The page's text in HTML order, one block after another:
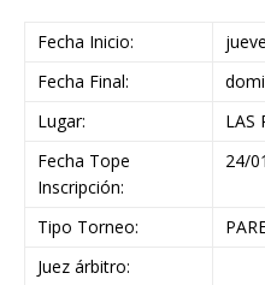
Fecha Inicio:
Fecha Final:
Lugar:
LAS
Fecha Tope
Inscripción:
24/
Tipo Torneo:
Juez árbitro: